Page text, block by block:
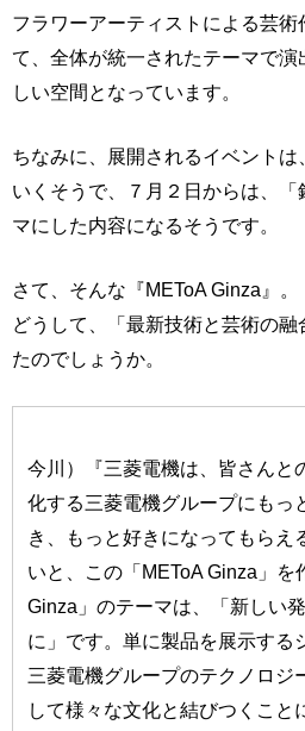
フラワーアーティストによる芸
て、全体が統一されたテーマで
しい空間となっています。
ちなみに、展開されるイベント
いくそうで、７月２日からは、
マにした内容になるそうです。
さて、そんな『METoA Ginza』。
どうして、「最新技術と芸術の
たのでしょうか。
今川）『三菱電機は、皆さんと
化する三菱電機グループにもっ
き、もっと好きになってもらえ
いと、この「METoA Ginza」を
Ginza」のテーマは、「新しい
に」です。単に製品を展示する
三菱電機グループのテクノロジ
して様々な文化と結びつくこと